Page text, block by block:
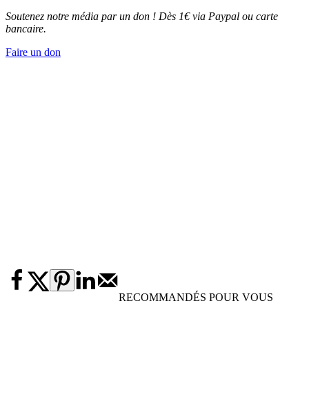
Soutenez notre média par un don ! Dès 1€ via Paypal ou carte
bancaire.
Faire un don
RECOMMANDÉS POUR VOUS